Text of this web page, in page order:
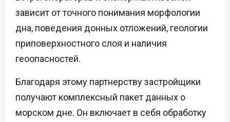
зависит от точного понимания морфологии
дна, поведения донных отложений, геологии
приповерхностного слоя и наличия
геоопасностей.
Благодаря этому партнерству застройщики
получают комплексный пакет данных о
морском дне. Он включает в себя обработку